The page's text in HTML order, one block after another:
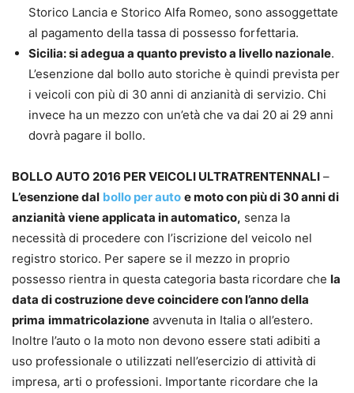
Storico Lancia e Storico Alfa Romeo, sono assoggettate
al pagamento della tassa di possesso forfettaria.
Sicilia: si adegua a quanto previsto a livello nazionale.
L’esenzione dal bollo auto storiche è quindi prevista per
i veicoli con più di 30 anni di anzianità di servizio. Chi
invece ha un mezzo con un’età che va dai 20 ai 29 anni
dovrà pagare il bollo.
BOLLO AUTO 2016 PER VEICOLI ULTRATRENTENNALI –
L’esenzione dal bollo per auto e moto con più di 30 anni di
anzianità viene applicata in automatico, senza la
necessità di procedere con l’iscrizione del veicolo nel
registro storico. Per sapere se il mezzo in proprio
possesso rientra in questa categoria basta ricordare che la
data di costruzione deve coincidere con l’anno della
prima immatricolazione avvenuta in Italia o all’estero.
Inoltre l’auto o la moto non devono essere stati adibiti a
uso professionale o utilizzati nell’esercizio di attività di
impresa, arti o professioni. Importante ricordare che la